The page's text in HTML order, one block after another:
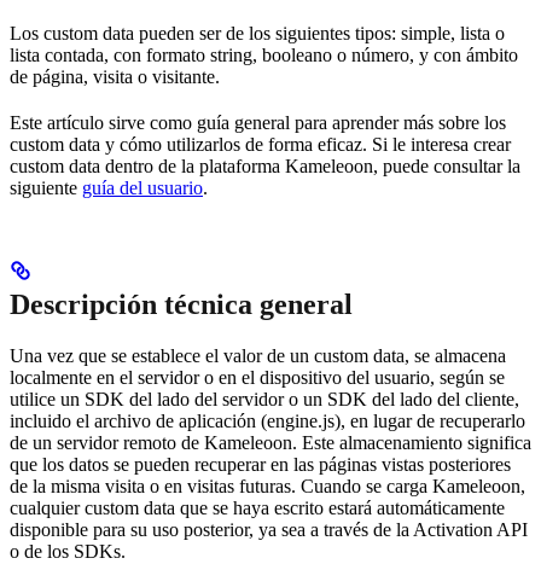
Los custom data pueden ser de los siguientes tipos: simple, lista o
lista contada, con formato string, booleano o número, y con ámbito
de página, visita o visitante.
Este artículo sirve como guía general para aprender más sobre los
custom data y cómo utilizarlos de forma eficaz. Si le interesa crear
custom data dentro de la plataforma Kameleoon, puede consultar la
siguiente guía del usuario.
Descripción técnica general
Una vez que se establece el valor de un custom data, se almacena
localmente en el servidor o en el dispositivo del usuario, según se
utilice un SDK del lado del servidor o un SDK del lado del cliente,
incluido el archivo de aplicación (engine.js), en lugar de recuperarlo
de un servidor remoto de Kameleoon. Este almacenamiento significa
que los datos se pueden recuperar en las páginas vistas posteriores
de la misma visita o en visitas futuras. Cuando se carga Kameleoon,
cualquier custom data que se haya escrito estará automáticamente
disponible para su uso posterior, ya sea a través de la Activation API
o de los SDKs.